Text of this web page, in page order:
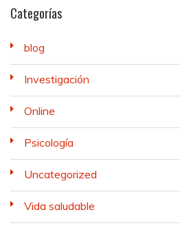
Categorías
blog
Investigación
Online
Psicología
Uncategorized
Vida saludable